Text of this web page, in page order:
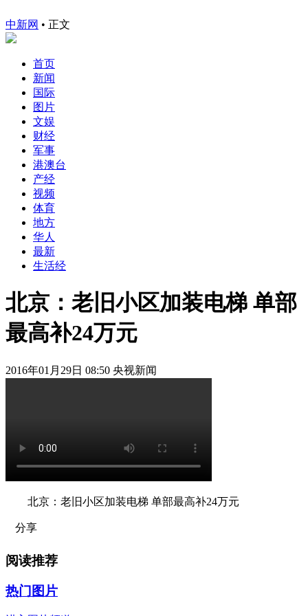
中新网 • 正文
首页
新闻
国际
图片
文娱
财经
军事
港澳台
产经
视频
体育
地方
华人
最新
生活经
北京：老旧小区加装电梯 单部
最高补24万元
2016年01月29日 08:50 央视新闻
北京：老旧小区加装电梯 单部最高补24万元
分享
阅读推荐
热门图片